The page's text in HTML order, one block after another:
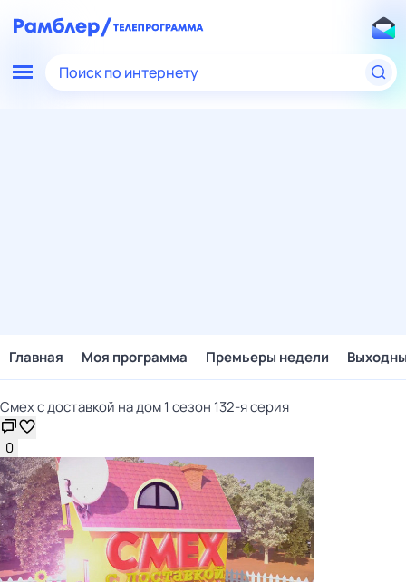
Поиск по интернету
Главная Моя программа Премьеры недели
Смех с доставкой на дом 1 сезон 132-я серия
0